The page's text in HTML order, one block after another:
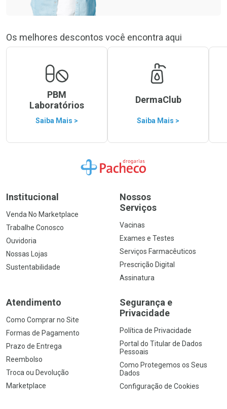
Os melhores descontos você encontra aqui
PBM
Laboratórios
Saiba Mais >
DermaClub
Saiba Mais >
Ir para a Home
Institucional
Venda No Marketplace
Trabalhe Conosco
Ouvidoria
Nossas Lojas
Sustentabilidade
Nossos
Serviços
Vacinas
Exames e Testes
Serviços Farmacêuticos
Prescrição Digital
Assinatura
Atendimento
Como Comprar no Site
Formas de Pagamento
Prazo de Entrega
Reembolso
Troca ou Devolução
Marketplace
Segurança e
Privacidade
Política de Privacidade
Portal do Titular de Dados
Pessoais
Como Protegemos os Seus
Dados
Configuração de Cookies